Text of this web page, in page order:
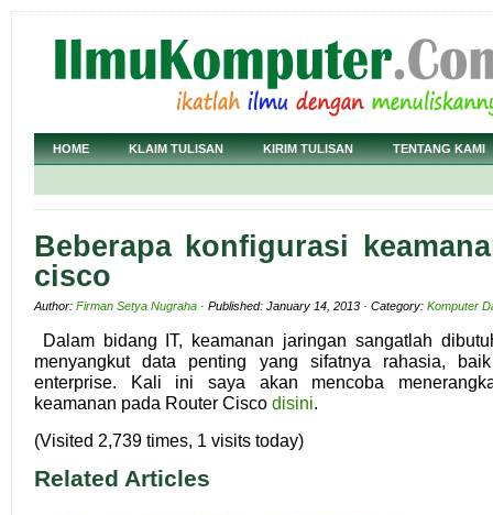
HOME KLAIM TULISAN KIRIM TULISAN TENTANG KAMI
Beberapa konfigurasi
cisco
Author: Firman Setya Nugraha · Published: January 14, 2013 · Category: Komputer
Dalam bidang IT, keamanan jaringan sangatlah
menyangkut data penting yang sifatnya rahasia,
enterprise. Kali ini saya akan mencoba
keamanan pada Router Cisco disini.
(Visited 2,739 times, 1 visits today)
Related Articles